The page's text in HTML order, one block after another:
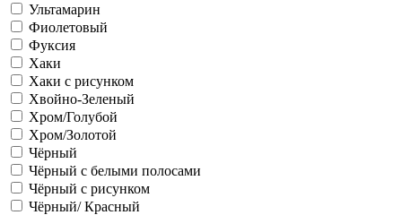
Ультамарин
Фиолетовый
Фуксия
Хаки
Хаки с рисунком
Хвойно-Зеленый
Хром/Голубой
Хром/Золотой
Чёрный
Чёрный с белыми полосами
Чёрный с рисунком
Чёрный/ Красный